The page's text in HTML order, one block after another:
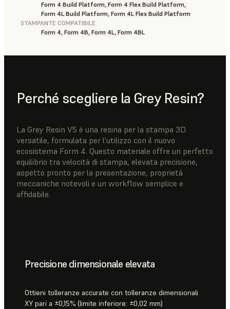
Form 4 Build Platform, Form 4 Flex Build Platform,
Form 4L Build Platform, Form 4L Flex Build Platform
STAMPANTE COMPATIBILE
Form 4, Form 4B, Form 4L, Form 4BL
Perché scegliere la Grey Resin?
La Grey Resin V5 è una resina per la stampa 3D
versatile, formulata per l'utilizzo con il nuovo
ecosistema Form 4. Questo materiale offre un perfetto
equilibrio tra velocità di stampa, elevata precisione,
aspetto pronto per la presentazione, proprietà
meccaniche notevoli e un workflow semplice e
affidabile.
Precisione dimensionale elevata
Ottieni tolleranze accurate con tolleranze dimensionali
XY pari a ±0,15% (limite inferiore: ±0,02 mm)